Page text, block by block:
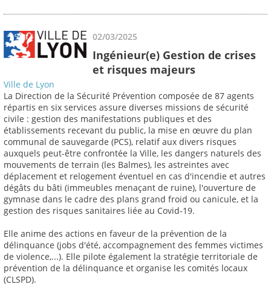
02/03/2025
Ingénieur(e) Gestion de crises
et risques majeurs
Ville de Lyon
La Direction de la Sécurité Prévention composée de 87 agents
répartis en six services assure diverses missions de sécurité
civile : gestion des manifestations publiques et des
établissements recevant du public, la mise en œuvre du plan
communal de sauvegarde (PCS), relatif aux divers risques
auxquels peut-être confrontée la Ville, les dangers naturels des
mouvements de terrain (les Balmes), les astreintes avec
déplacement et relogement éventuel en cas d'incendie et autres
dégâts du bâti (immeubles menaçant de ruine), l'ouverture de
gymnase dans le cadre des plans grand froid ou canicule, et la
gestion des risques sanitaires liée au Covid-19.
Elle anime des actions en faveur de la prévention de la
délinquance (jobs d'été, accompagnement des femmes victimes
de violence,...). Elle pilote également la stratégie territoriale de
prévention de la délinquance et organise les comités locaux
(CLSPD).